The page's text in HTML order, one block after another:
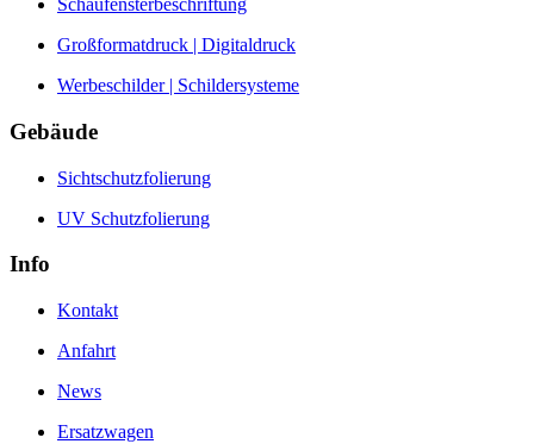
Schaufensterbeschriftung
Großformatdruck | Digitaldruck
Werbeschilder | Schildersysteme
Gebäude
Sichtschutzfolierung
UV Schutzfolierung
Info
Kontakt
Anfahrt
News
Ersatzwagen